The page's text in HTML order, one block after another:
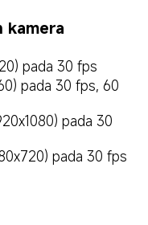
kamera
pada 30 fps
pada 30 fps, 60
pada 30
pada 30 fps